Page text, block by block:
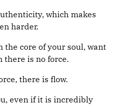
which makes
harder.
the core of your soul, want
there is no force.
there is flow.
even if it is incredibly